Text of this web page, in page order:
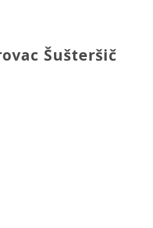
Šušteršič